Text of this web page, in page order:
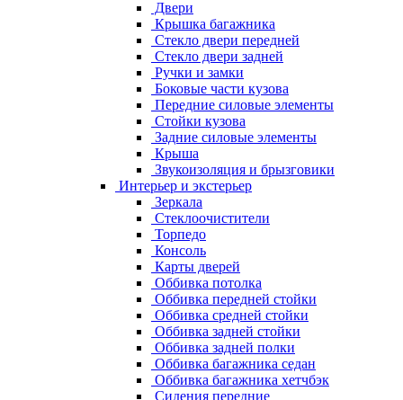
Двери
Крышка багажника
Стекло двери передней
Стекло двери задней
Ручки и замки
Боковые части кузова
Передние силовые элементы
Стойки кузова
Задние силовые элементы
Крыша
Звукоизоляция и брызговики
Интерьер и экстерьер
Зеркала
Стеклоочистители
Торпедо
Консоль
Карты дверей
Оббивка потолка
Оббивка передней стойки
Оббивка средней стойки
Оббивка задней стойки
Оббивка задней полки
Оббивка багажника седан
Оббивка багажника хетчбэк
Сидения передние